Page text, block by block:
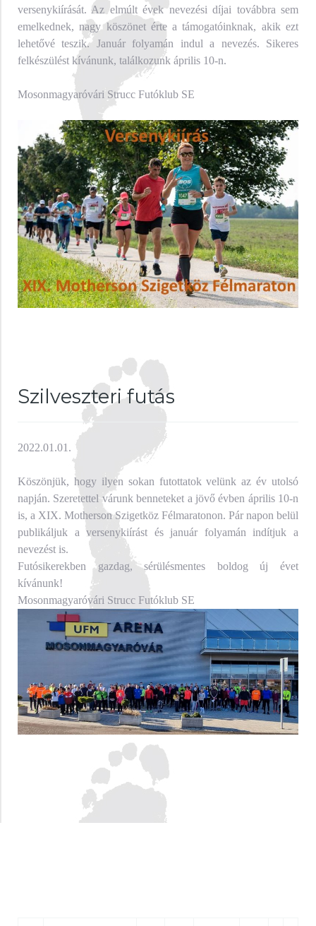
versenykiírását. Az elmúlt évek nevezési díjai továbbra sem
emelkednek, nagy köszönet érte a támogatóinknak, akik ezt
lehetővé teszik. Január folyamán indul a nevezés. Sikeres
felkészülést kívánunk, találkozunk április 10-n.
Mosonmagyaróvári Strucc Futóklub SE
Szilveszteri futás
2022.01.01.
Köszönjük, hogy ilyen sokan futottatok velünk az év utolsó
napján. Szeretettel várunk benneteket a jövő évben április 10-n
is, a XIX. Motherson Szigetköz Félmaratonon. Pár napon belül
publikáljuk a versenykiírást és január folyamán indítjuk a
nevezést is.
Futósikerekben gazdag, sérülésmentes boldog új évet
kívánunk!
Mosonmagyaróvári Strucc Futóklub SE